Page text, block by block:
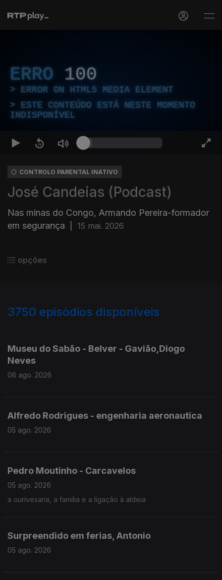
ERRO 100
ERROR ON HTML5 MEDIA ELEMENT
ESTE CONTEÚDO ESTÁ NESTE MOMENTO
INDISPONÍVEL
CONTROLO PARENTAL INATIVO
José Candeias (Podcast)
Nas minas do Congo, Armando Pereira-formador
em segurança
15 mai. 2026
opções
3750 episódios disponíveis
Museu do Sabão - Belver - Gavião,Diogo
Neves
06 ago. 2026
Alfredo Rodrigues - engenharia aeronautica
05 ago. 2026
Pedro Moutinho - Carcavelos
05 ago. 2026
a ourivesaria, a familia e a ligação à aldeia
Surpreendido em ferias, Antonio
05 ago. 2026